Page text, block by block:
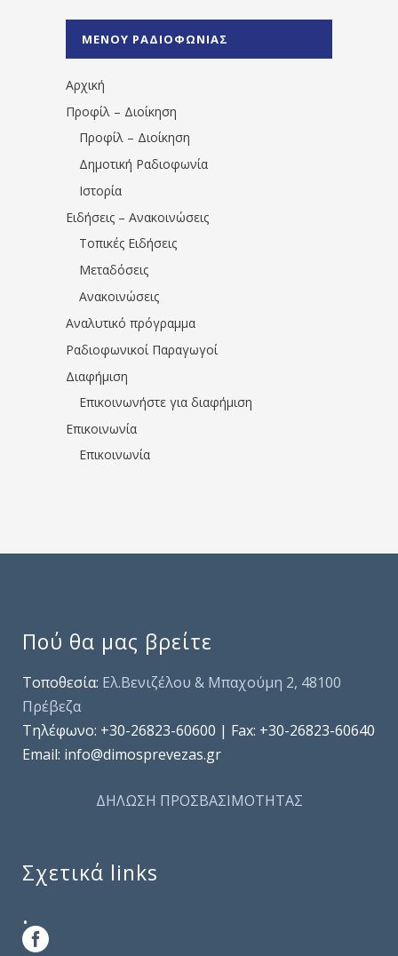
1531194763766854/" artist="" ]
ΜΕΝΟΥ ΡΑΔΙΟΦΩΝΙΑΣ
Αρχική
Προφίλ – Διοίκηση
Προφίλ – Διοίκηση
Δημοτική Ραδιοφωνία
Ιστορία
Ειδήσεις – Ανακοινώσεις
Τοπικές Ειδήσεις
Μεταδόσεις
Ανακοινώσεις
Αναλυτικό πρόγραμμα
Ραδιοφωνικοί Παραγωγοί
Διαφήμιση
Επικοινωνήστε για διαφήμιση
Επικοινωνία
Επικοινωνία
Πού θα μας βρείτε
Τοποθεσία: Ελ.Βενιζέλου & Μπαχούμη 2, 48100
Πρέβεζα
Τηλέφωνo: +30-26823-60600 | Fax: +30-26823-60640
Email: info@dimosprevezas.gr
ΔΗΛΩΣΗ ΠΡΟΣΒΑΣΙΜΟΤΗΤΑΣ
Σχετικά links
.